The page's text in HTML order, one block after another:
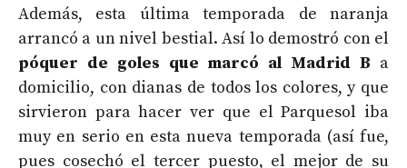
Además, esta última temporada de naranja
arrancó a un nivel bestial. Así lo demostró con el
póquer de goles que marcó al Madrid B a
domicilio, con dianas de todos los colores, y que
sirvieron para hacer ver que el Parquesol iba
muy en serio en esta nueva temporada (así fue,
pues cosechó el tercer puesto, el mejor de su